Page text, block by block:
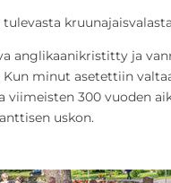
anglikaanikristitty ja
Kun minut asetettiin
viimeisten 300 vuoden
uskon.